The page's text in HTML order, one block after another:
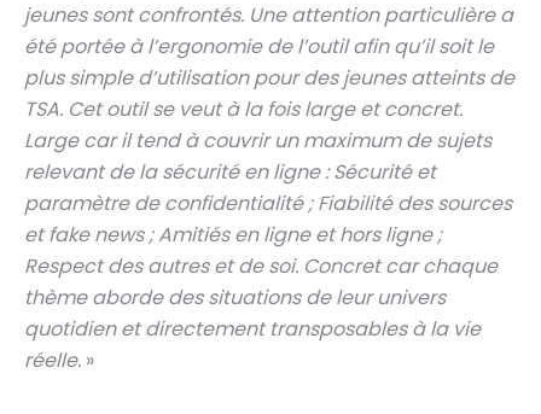
jeunes sont confrontés. Une attention particulière a
été portée à l’ergonomie de l’outil afin qu’il soit le
plus simple d’utilisation pour des jeunes atteints de
TSA. Cet outil se veut à la fois large et concret.
Large car il tend à couvrir un maximum de sujets
relevant de la sécurité en ligne : Sécurité et
paramètre de confidentialité ; Fiabilité des sources
et fake news ; Amitiés en ligne et hors ligne ;
Respect des autres et de soi. Concret car chaque
thème aborde des situations de leur univers
quotidien et directement transposables à la vie
réelle. »